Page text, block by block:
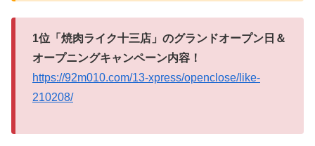
1位「焼肉ライク十三店」のグランドオープン日＆
オープニングキャンペーン内容！
https://92m010.com/13-xpress/openclose/like-
210208/